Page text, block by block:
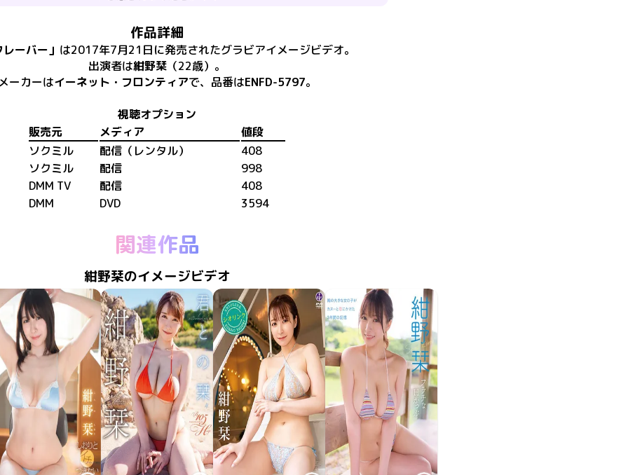
作品詳細
ーバー 」 は2017年7月21日に発売されたグラビアイメージビデオ。
出演者は紺野栞 （22歳） 。
ーカーはイーネット・フロンティアで、​ 品番はENFD-5797。
視聴オプション
販売元
メディア
値段
ソクミル
配信（レンタル）
408
ソクミル
配信
998
DMM TV
配信
408
DMM
DVD 3594
関連作品
紺野栞のイメージビデオ